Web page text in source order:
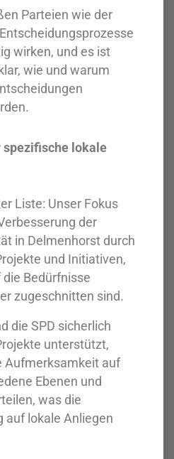
Parteien wie der
wirken, und es ist
wie und warum
spezifische lokale
Liste: Unser Fokus
der
in Delmenhorst durch
und Initiativen,
Bedürfnisse
zugeschnitten sind.
die SPD sicherlich
unterstützt,
Aufmerksamkeit auf
Ebenen und
was die
auf lokale Anliegen